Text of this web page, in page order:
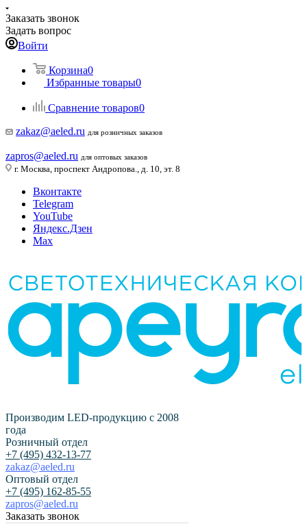
Заказать звонок
Задать вопрос
Войти
Корзина0
Избранные товары0
Сравнение товаров0
zakaz@aeled.ru для розничных заказов
zapros@aeled.ru для оптовых заказов
г. Москва, проспект Андропова., д. 10, эт. 8
Вконтакте
Telegram
YouTube
Яндекс.Дзен
Max
Производим LED-продукцию с 2008
года
Розничный отдел
+7 (495) 432-13-77
zakaz@aeled.ru
Оптовый отдел
+7 (495) 162-85-55
zapros@aeled.ru
Заказать звонок